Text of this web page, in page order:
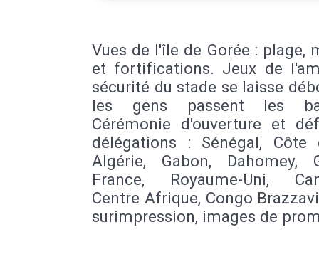
Vues de l'île de Gorée : plage,
et fortifications. Jeux de
sécurité du stade se laisse
les gens passent les
Cérémonie d'ouverture et
délégations : Sénégal, Côte
Algérie, Gabon, Dahomey,
France, Royaume-Uni,
Centre Afrique, Congo
surimpression, images de